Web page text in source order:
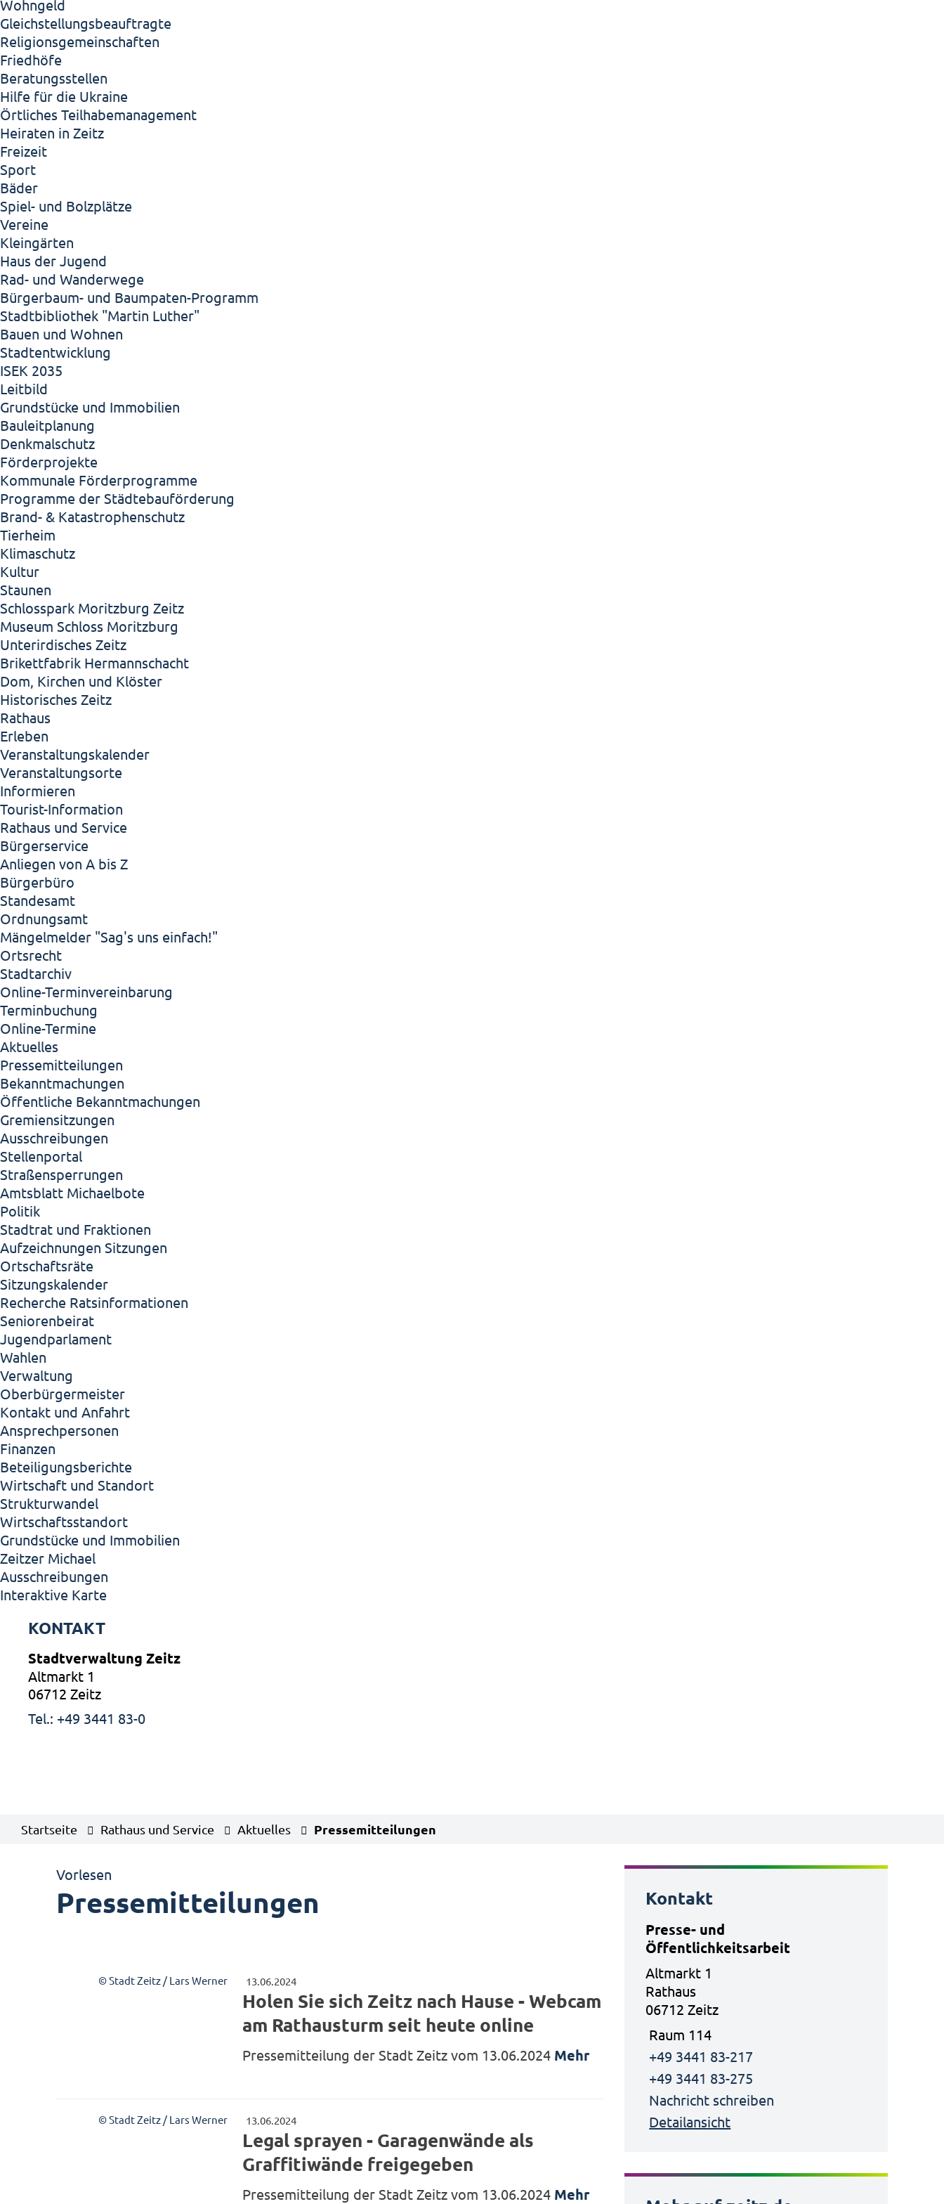
Wohngeld
Gleichstellungsbeauftragte
Religionsgemeinschaften
Friedhöfe
Beratungsstellen
Hilfe für die Ukraine
Örtliches Teilhabemanagement
Heiraten in Zeitz
Freizeit
Sport
Bäder
Spiel- und Bolzplätze
Vereine
Kleingärten
Haus der Jugend
Rad- und Wanderwege
Bürgerbaum- und Baumpaten-Programm
Stadtbibliothek "Martin Luther"
Bauen und Wohnen
Stadtentwicklung
ISEK 2035
Leitbild
Grundstücke und Immobilien
Bauleitplanung
Denkmalschutz
Förderprojekte
Kommunale Förderprogramme
Programme der Städtebauförderung
Brand- & Katastrophenschutz
Tierheim
Klimaschutz
Kultur
Staunen
Schlosspark Moritzburg Zeitz
Museum Schloss Moritzburg
Unterirdisches Zeitz
Brikettfabrik Hermannschacht
Dom, Kirchen und Klöster
Historisches Zeitz
Rathaus
Erleben
Veranstaltungskalender
Veranstaltungsorte
Informieren
Tourist-Information
Rathaus und Service
Bürgerservice
Anliegen von A bis Z
Bürgerbüro
Standesamt
Ordnungsamt
Mängelmelder "Sag's uns einfach!"
Ortsrecht
Stadtarchiv
Online-Terminvereinbarung
Terminbuchung
Online-Termine
Aktuelles
Pressemitteilungen
Bekanntmachungen
Öffentliche Bekanntmachungen
Gremiensitzungen
Ausschreibungen
Stellenportal
Straßensperrungen
Amtsblatt Michaelbote
Politik
Stadtrat und Fraktionen
Aufzeichnungen Sitzungen
Ortschaftsräte
Sitzungskalender
Recherche Ratsinformationen
Seniorenbeirat
Jugendparlament
Wahlen
Verwaltung
Oberbürgermeister
Kontakt und Anfahrt
Ansprechpersonen
Finanzen
Beteiligungsberichte
Wirtschaft und Standort
Strukturwandel
Wirtschaftsstandort
Grundstücke und Immobilien
Zeitzer Michael
Ausschreibungen
Interaktive Karte
KONTAKT
Stadtverwaltung Zeitz
Altmarkt 1
06712 Zeitz
Tel.: +49 3441 83-0
Startseite Rathaus und Service Aktuelles Pressemitteilungen
Vorlesen
Pressemitteilungen
© Stadt Zeitz / Lars Werner 13.06.2024
Holen Sie sich Zeitz nach Hause - Webcam
am Rathausturm seit heute online
Pressemitteilung der Stadt Zeitz vom 13.06.2024 Mehr
© Stadt Zeitz / Lars Werner 13.06.2024
Legal sprayen - Garagenwände als
Graffitiwände freigegeben
Pressemitteilung der Stadt Zeitz vom 13.06.2024 Mehr
Kontakt
Presse- und
Öffentlichkeitsarbeit
Altmarkt 1
Rathaus
06712 Zeitz
Raum 114
+49 3441 83-217
+49 3441 83-275
Nachricht schreiben
Detailansicht